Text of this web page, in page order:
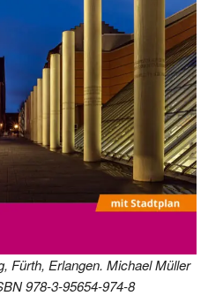
Fürth, Erlangen. Michael Müller
978-3-95654-974-8